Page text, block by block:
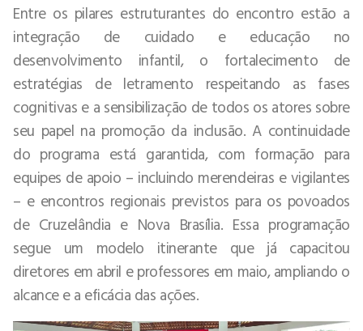
Entre os pilares estruturantes do encontro estão a
integração de cuidado e educação no
desenvolvimento infantil, o fortalecimento de
estratégias de letramento respeitando as fases
cognitivas e a sensibilização de todos os atores sobre
seu papel na promoção da inclusão. A continuidade
do programa está garantida, com formação para
equipes de apoio – incluindo merendeiras e vigilantes
– e encontros regionais previstos para os povoados
de Cruzelândia e Nova Brasília. Essa programação
segue um modelo itinerante que já capacitou
diretores em abril e professores em maio, ampliando o
alcance e a eficácia das ações.